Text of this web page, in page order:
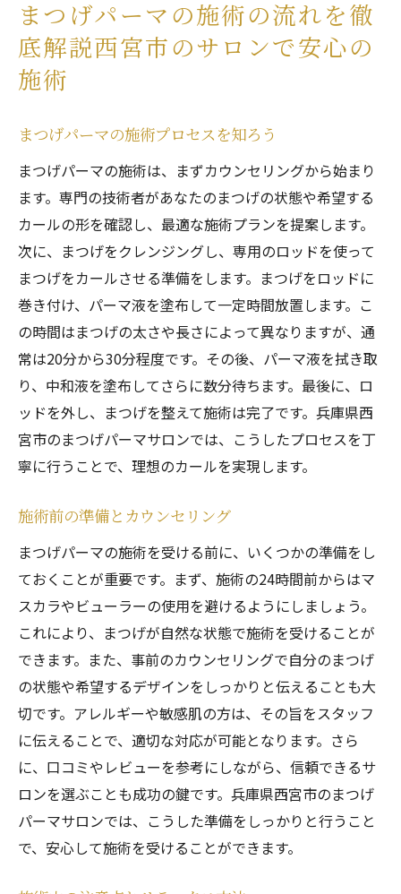
まつげパーマの施術の流れを徹
底解説西宮市のサロンで安心の
施術
まつげパーマの施術プロセスを知ろう
まつげパーマの施術は、まずカウンセリングから始まり
ます。専門の技術者があなたのまつげの状態や希望する
カールの形を確認し、最適な施術プランを提案します。
次に、まつげをクレンジングし、専用のロッドを使って
まつげをカールさせる準備をします。まつげをロッドに
巻き付け、パーマ液を塗布して一定時間放置します。こ
の時間はまつげの太さや長さによって異なりますが、通
常は20分から30分程度です。その後、パーマ液を拭き取
り、中和液を塗布してさらに数分待ちます。最後に、ロ
ッドを外し、まつげを整えて施術は完了です。兵庫県西
宮市のまつげパーマサロンでは、こうしたプロセスを丁
寧に行うことで、理想のカールを実現します。
施術前の準備とカウンセリング
まつげパーマの施術を受ける前に、いくつかの準備をし
ておくことが重要です。まず、施術の24時間前からはマ
スカラやビューラーの使用を避けるようにしましょう。
これにより、まつげが自然な状態で施術を受けることが
できます。また、事前のカウンセリングで自分のまつげ
の状態や希望するデザインをしっかりと伝えることも大
切です。アレルギーや敏感肌の方は、その旨をスタッフ
に伝えることで、適切な対応が可能となります。さら
に、口コミやレビューを参考にしながら、信頼できるサ
ロンを選ぶことも成功の鍵です。兵庫県西宮市のまつげ
パーマサロンでは、こうした準備をしっかりと行うこと
で、安心して施術を受けることができます。